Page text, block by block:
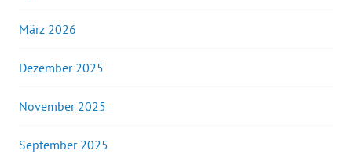
März 2026
Dezember 2025
November 2025
September 2025